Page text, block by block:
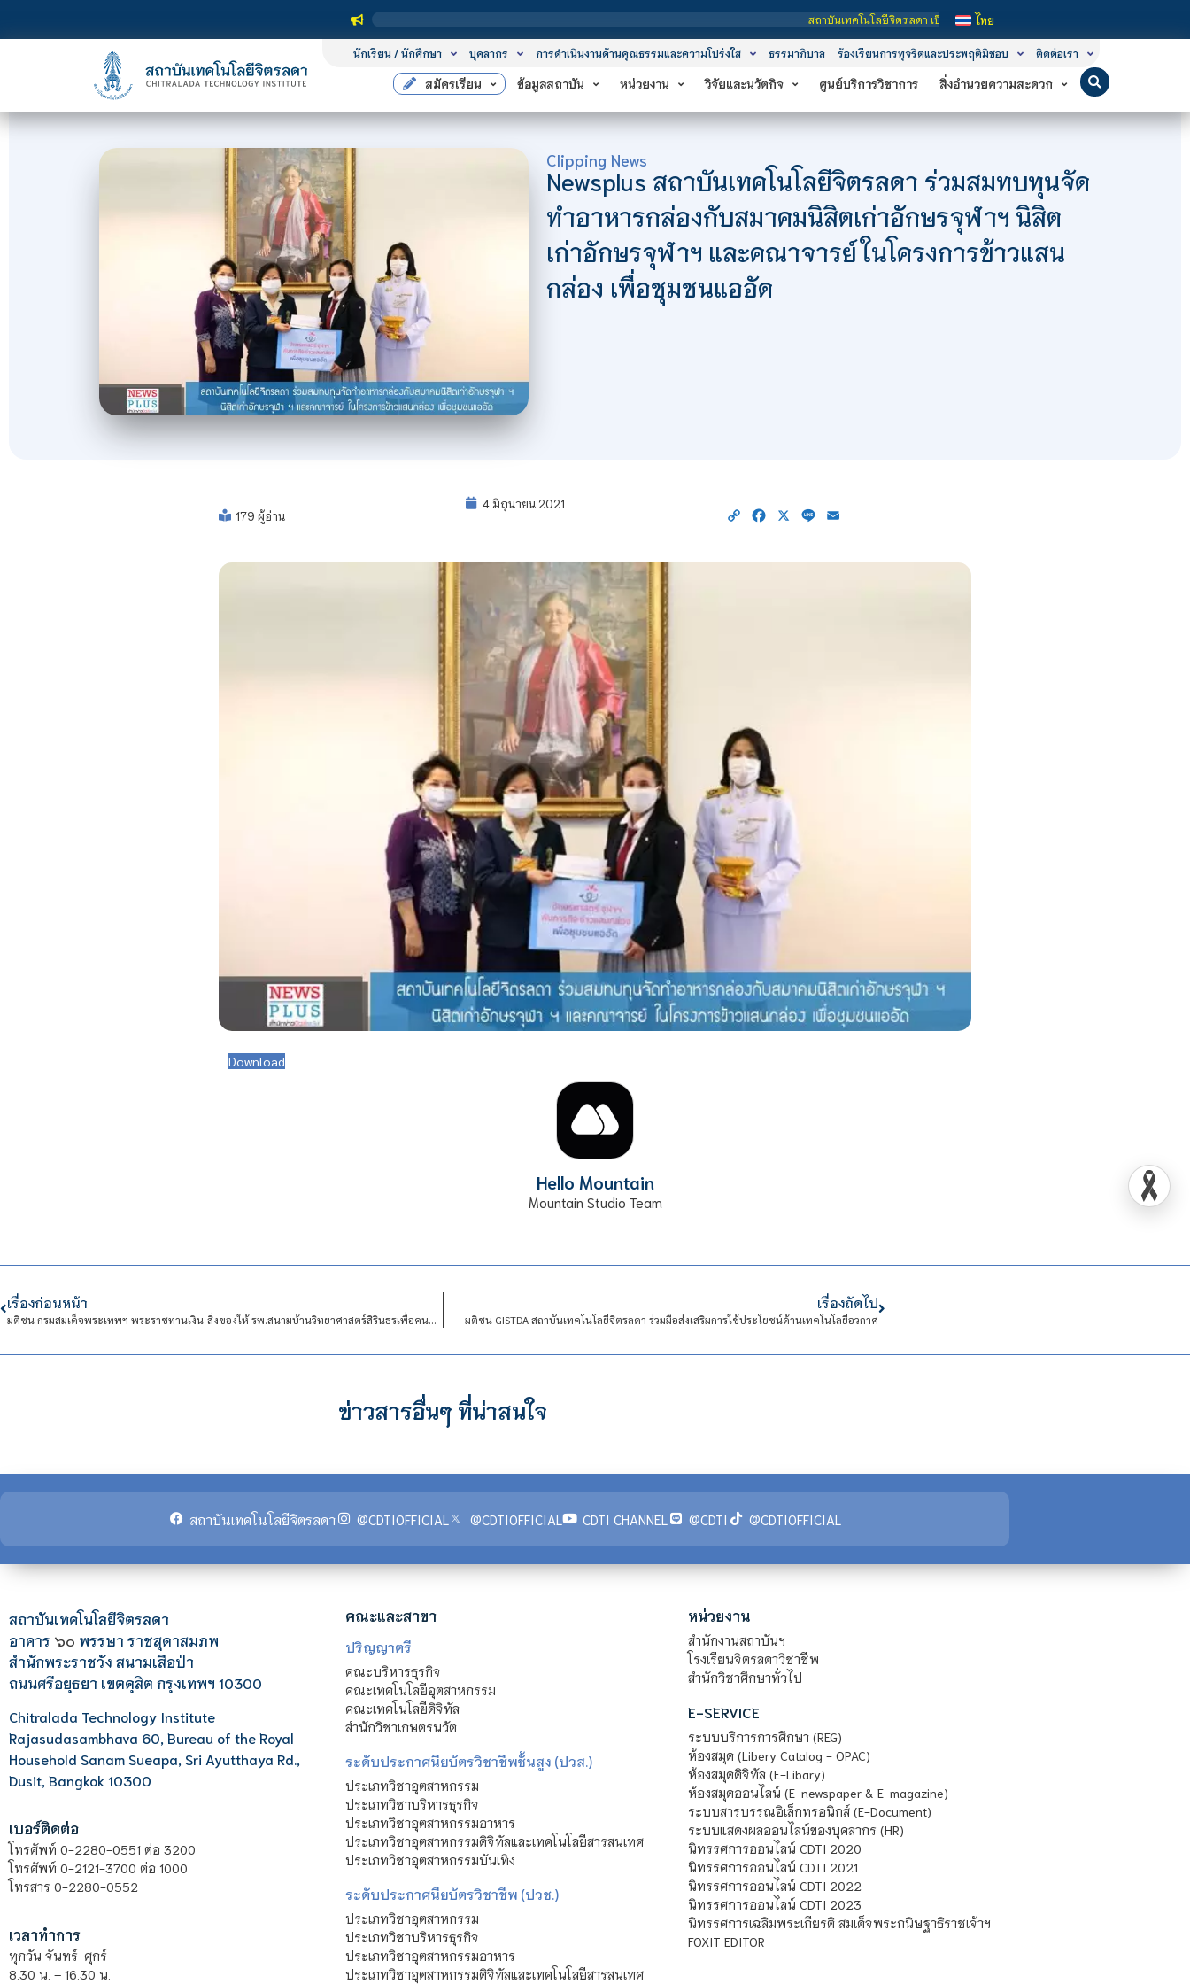
สถาบันเทคโนโลยีจิตรลดา เป็นสถาบันอุดมศึกษาในกำกับของรัฐ เปิดหลักสูตรการเรียนกา
ไทย
นักเรียน / นักศึกษา บุคลากร การดำเนินงานด้านคุณธรรมและความโปร่งใส ธรรมาภิบาล ร้องเรียนการทุจริตและประพฤติมิชอบ ติดต่อเรา
สมัครเรียน ข้อมูลสถาบัน หน่วยงาน วิจัยและนวัตกิจ ศูนย์บริการวิชาการ สิ่งอำนวยความสะดวก
Clipping News
Newsplus สถาบันเทคโนโลยีจิตรลดา ร่วมสมทบทุนจัด
ทำอาหารกล่องกับสมาคมนิสิตเก่าอักษรจุฬาฯ นิสิต
เก่าอักษรจุฬาฯ และคณาจารย์ ในโครงการข้าวแสน
กล่อง เพื่อชุมชนแออัด
179 ผู้อ่าน
4 มิถุนายน 2021
Copy Facebook
X Line
Download
Hello Mountain
Mountain Studio Team
เรื่องก่อนหน้า
มติชน กรมสมเด็จพระเทพฯ พระราชทานเงิน-สิ่งของให้ รพ.สนามบ้านวิทยาศาสตร์สิรินธรเพื่อคนพิการ
เรื่องถัดไป
มติชน GISTDA สถาบันเทคโนโลยีจิตรลดา ร่วมมือส่งเสริมการใช้ประโยชน์ด้านเทคโนโลยีอวกาศ
ข่าวสารอื่นๆ ที่น่าสนใจ
สถาบันเทคโนโลยีจิตรลดา @CDTIOFFICIAL @CDTIOFFICIAL CDTI CHANNEL @CDTI @CDTIOFFICIAL
สถาบันเทคโนโลยีจิตรลดา
อาคาร ๖๐ พรรษา ราชสุดาสมภพ
สำนักพระราชวัง สนามเสือป่า
ถนนศรีอยุธยา เขตดุสิต กรุงเทพฯ 10300
Chitralada Technology Institute
Rajasudasambhava 60, Bureau of the Royal
Household Sanam Sueapa, Sri Ayutthaya Rd.,
Dusit, Bangkok 10300
เบอร์ติดต่อ
โทรศัพท์ 0-2280-0551 ต่อ 3200
โทรศัพท์ 0-2121-3700 ต่อ 1000
โทรสาร 0-2280-0552
เวลาทำการ
ทุกวัน จันทร์-ศุกร์
8.30 น. – 16.30 น.
คณะและสาขา
ปริญญาตรี
คณะบริหารธุรกิจ
คณะเทคโนโลยีอุตสาหกรรม
คณะเทคโนโลยีดิจิทัล
สำนักวิชาเกษตรนวัต
ระดับประกาศนียบัตรวิชาชีพชั้นสูง (ปวส.)
ประเภทวิชาอุตสาหกรรม
ประเภทวิชาบริหารธุรกิจ
ประเภทวิชาอุตสาหกรรมอาหาร
ประเภทวิชาอุตสาหกรรมดิจิทัลและเทคโนโลยีสารสนเทศ
ประเภทวิชาอุตสาหกรรมบันเทิง
ระดับประกาศนียบัตรวิชาชีพ (ปวช.)
ประเภทวิชาอุตสาหกรรม
ประเภทวิชาบริหารธุรกิจ
ประเภทวิชาอุตสาหกรรมอาหาร
ประเภทวิชาอุตสาหกรรมดิจิทัลและเทคโนโลยีสารสนเทศ
หน่วยงาน
สำนักงานสถาบันฯ
โรงเรียนจิตรลดาวิชาชีพ
สำนักวิชาศึกษาทั่วไป
E-SERVICE
ระบบบริการการศึกษา (REG)
ห้องสมุด (Libery Catalog - OPAC)
ห้องสมุดดิจิทัล (E-Libary)
ห้องสมุดออนไลน์ (E-newspaper & E-magazine)
ระบบสารบรรณอิเล็กทรอนิกส์ (E-Document)
ระบบแสดงผลออนไลน์ของบุคลากร (HR)
นิทรรศการออนไลน์ CDTI 2020
นิทรรศการออนไลน์ CDTI 2021
นิทรรศการออนไลน์ CDTI 2022
นิทรรศการออนไลน์ CDTI 2023
นิทรรศการเฉลิมพระเกียรติ สมเด็จพระกนิษฐาธิราชเจ้าฯ
FOXIT EDITOR